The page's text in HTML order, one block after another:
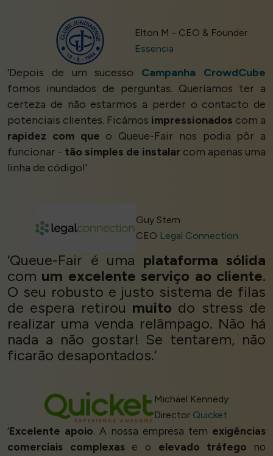
Elton M - CEO & Founder
Essencia
‘Depois de um sucesso Campanha CrowdCube
fomos inundados de perguntas. Queríamos ter a
certeza de não estarmos a perder o contacto de
potenciais clientes. Ficámos impressionados com a
rapidez com que o Queue-Fair nos podia pôr a
funcionar - tão simples de instalar com apenas uma
linha de código!’
Guy Stern
CEO Legal Connection
‘Queue-Fair é uma plataforma sólida
com um excelente serviço ao cliente.
O seu robusto e justo sistema de filas
de espera retirou muito do stress de
realizar uma venda relâmpago. Não há
nada a não gostar! Se tentarem, não
ficarão desapontados.’
Michael Kennedy
Director Quicket
‘Excelente apoio. A nossa empresa tem exigências
comerciais complexase o elevado tráfego no